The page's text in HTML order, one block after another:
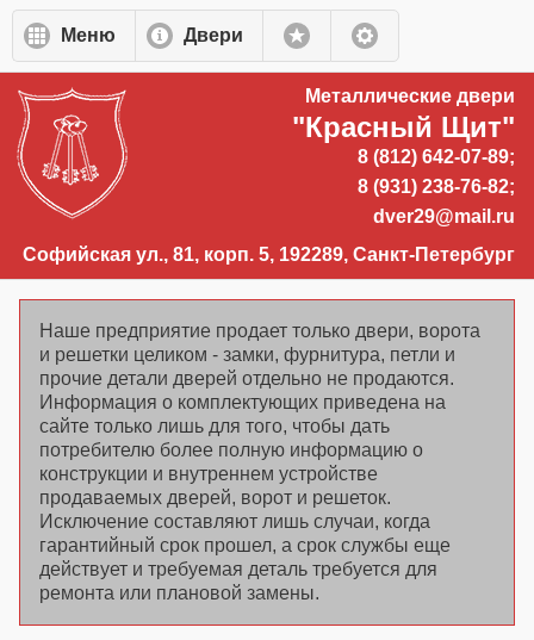
Перейти к основному содержанию
Меню
Двери
Металлические двери
"Красный Щит"
8 (812) 642-07-89;
8 (931) 238-76-82;
dver29@mail.ru
Софийская ул., 81, корп. 5, 192289, Санкт-Петербург
Наше предприятие продает только двери, ворота
и решетки целиком - замки, фурнитура, петли и
прочие детали дверей отдельно не продаются.
Информация о комплектующих приведена на
сайте только лишь для того, чтобы дать
потребителю более полную информацию о
конструкции и внутреннем устройстве
продаваемых дверей, ворот и решеток.
Исключение составляют лишь случаи, когда
гарантийный срок прошел, а срок службы еще
действует и требуемая деталь требуется для
ремонта или плановой замены.